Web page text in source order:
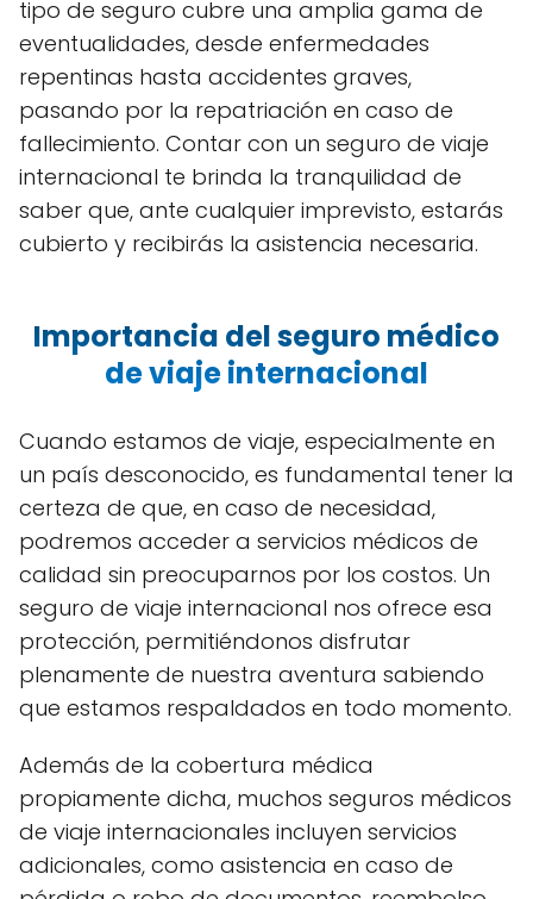
tipo de seguro cubre una amplia gama de
eventualidades, desde enfermedades
repentinas hasta accidentes graves,
pasando por la repatriación en caso de
fallecimiento. Contar con un seguro de viaje
internacional te brinda la tranquilidad de
saber que, ante cualquier imprevisto, estarás
cubierto y recibirás la asistencia necesaria.
Importancia del seguro médico
de viaje internacional
Cuando estamos de viaje, especialmente en
un país desconocido, es fundamental tener la
certeza de que, en caso de necesidad,
podremos acceder a servicios médicos de
calidad sin preocuparnos por los costos. Un
seguro de viaje internacional nos ofrece esa
protección, permitiéndonos disfrutar
plenamente de nuestra aventura sabiendo
que estamos respaldados en todo momento.
Además de la cobertura médica
propiamente dicha, muchos seguros médicos
de viaje internacionales incluyen servicios
adicionales, como asistencia en caso de